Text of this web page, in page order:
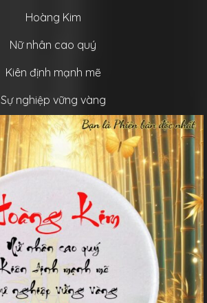
Hoàng Kim
Nữ nhân cao quý
Kiên định mạnh mẽ
Sự nghiệp vững vàng